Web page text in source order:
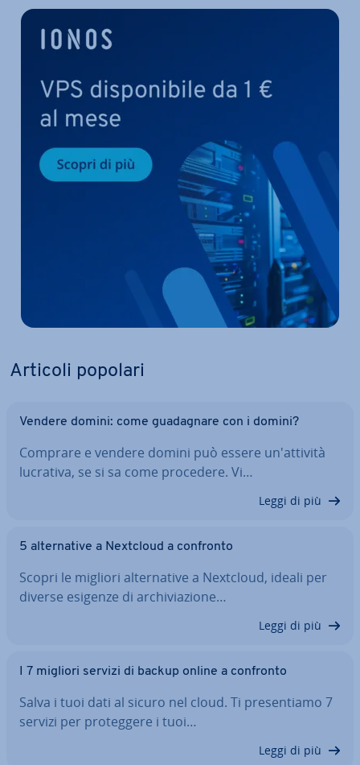
Articoli popolari
Vendere domini: come gua­da­gna­re con i domini?
Comprare e vendere domini può essere un'at­ti­vi­tà
lucrativa, se si sa come procedere. Vi…
Leggi di più
5 al­ter­na­ti­ve a Nextcloud a confronto
Scopri le migliori al­ter­na­ti­ve a Nextcloud, ideali per
diverse esigenze di ar­chi­via­zio­ne…
Leggi di più
I 7 migliori servizi di backup online a confronto
Salva i tuoi dati al sicuro nel cloud. Ti pre­sen­tia­mo 7
servizi per pro­teg­ge­re i tuoi…
Leggi di più